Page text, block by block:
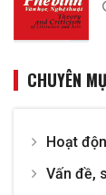
CHUYÊN
Hoạt
Vấn đề,